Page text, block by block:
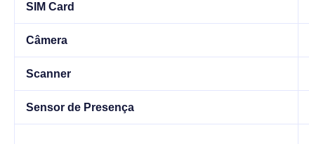
SIM Card
Câmera
Scanner
Sensor de Presença